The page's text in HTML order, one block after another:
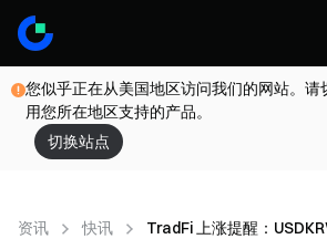
您似乎正在从美国地区访问我们的网站。请
用您所在地区支持的产品。
切换站点
资讯 快讯 TradFi 上涨提醒：